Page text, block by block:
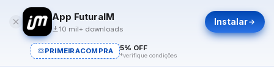
App FuturaIM
10 mil+ downloads
Instalar
PRIMEIRACOMPRA 5% OFF
*verifique condições